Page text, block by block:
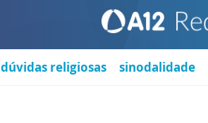
dúvidas religiosas sinodalidade